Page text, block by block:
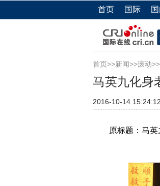
首页 国际
首页>>新闻>>滚动
马英九化身
2016-10-14 15:24:12
原标题：马英九